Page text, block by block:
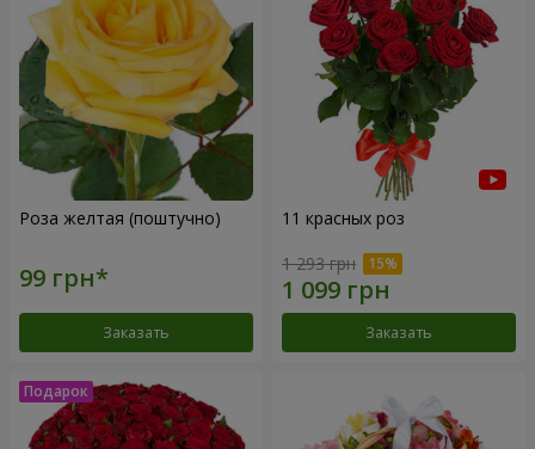
Роза желтая (поштучно)
Заказать
11 красных роз
1 293 грн
Заказать